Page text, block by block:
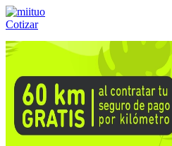
Cotizar
Llámanos al:(55) 84-21-05-00 ó